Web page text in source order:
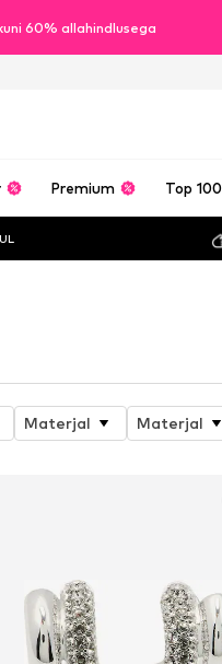
60% allahindlusega
Premium Top 100
Materjal Materjal